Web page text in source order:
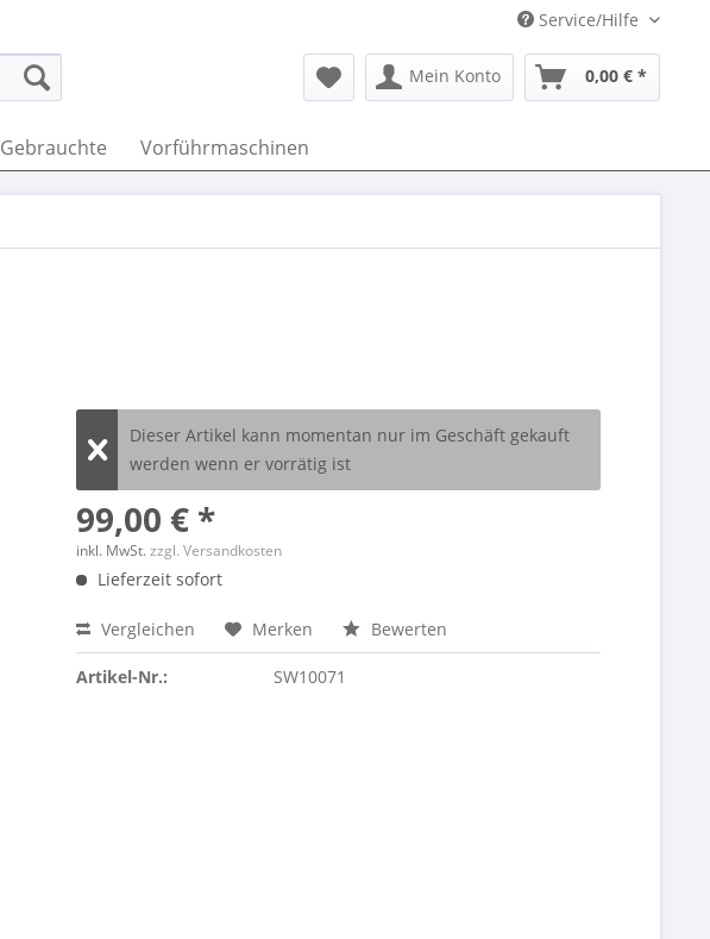
Service/Hilfe
Mein Konto 0,00 € *
Gebrauchte Vorführmaschinen
Dieser Artikel kann momentan nur im Geschäft gekauft
werden wenn er vorrätig ist
99,00 € *
inkl. MwSt.zzgl. Versandkosten
Lieferzeit sofort
Vergleichen Merken Bewerten
Artikel-Nr.: SW10071